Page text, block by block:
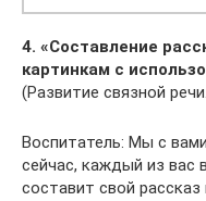
4. «Составление
картинкам с
(Развитие связной
Воспитатель: Мы с
сейчас, каждый из вас
составит свой